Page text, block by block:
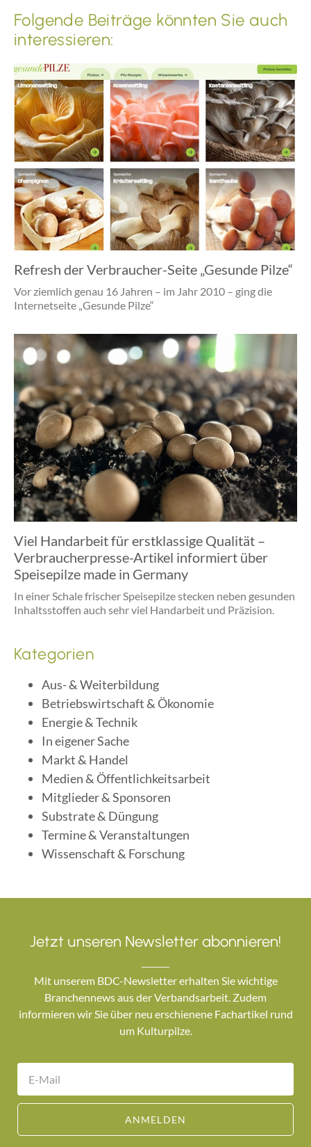
Folgende Beiträge könnten Sie auch
interessieren:
Refresh der Verbraucher-Seite „Gesunde Pilze“
Vor ziemlich genau 16 Jahren – im Jahr 2010 – ging die
Internetseite „Gesunde Pilze“
Viel Handarbeit für erstklassige Qualität –
Verbraucherpresse-Artikel informiert über
Speisepilze made in Germany
In einer Schale frischer Speisepilze stecken neben gesunden
Inhaltsstoffen auch sehr viel Handarbeit und Präzision.
Kategorien
Aus- & Weiterbildung
Betriebswirtschaft & Ökonomie
Energie & Technik
In eigener Sache
Markt & Handel
Medien & Öffentlichkeitsarbeit
Mitglieder & Sponsoren
Substrate & Düngung
Termine & Veranstaltungen
Wissenschaft & Forschung
Jetzt unseren Newsletter abonnieren!
Mit unserem BDC-Newsletter erhalten Sie wichtige
Branchennews aus der Verbandsarbeit. Zudem
informieren wir Sie über neu erschienene Fachartikel rund
um Kulturpilze.
ANMELDEN